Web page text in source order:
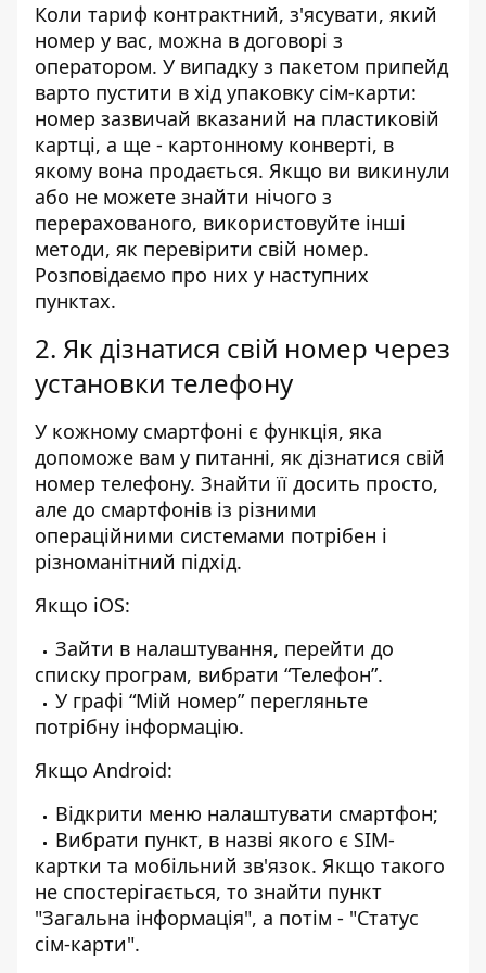
Коли тариф контрактний, з'ясувати, який
номер у вас, можна в договорі з
оператором. У випадку з пакетом припейд
варто пустити в хід упаковку сім-карти:
номер зазвичай вказаний на пластиковій
картці, а ще - картонному конверті, в
якому вона продається. Якщо ви викинули
або не можете знайти нічого з
перерахованого, використовуйте інші
методи, як перевірити свій номер.
Розповідаємо про них у наступних
пунктах.
2. Як дізнатися свій номер через
установки телефону
У кожному смартфоні є функція, яка
допоможе вам у питанні, як дізнатися свій
номер телефону. Знайти її досить просто,
але до смартфонів із різними
операційними системами потрібен і
різноманітний підхід.
Якщо iOS:
Зайти в налаштування, перейти до
списку програм, вибрати “Телефон”.
У графі “Мій номер” перегляньте
потрібну інформацію.
Якщо Android:
Відкрити меню налаштувати смартфон;
Вибрати пункт, в назві якого є SIM-
картки та мобільний зв'язок. Якщо такого
не спостерігається, то знайти пункт
"Загальна інформація", а потім - "Статус
сім-карти".